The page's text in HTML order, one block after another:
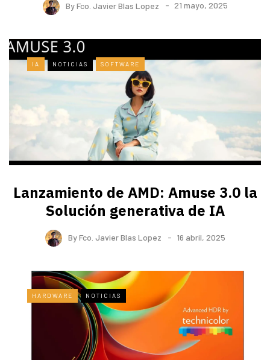
ByFco. Javier Blas Lopez 21 mayo, 2025
IA NOTICIAS SOFTWARE
Lanzamiento de AMD: Amuse 3.0 la
Solución generativa de IA
ByFco. Javier Blas Lopez 16 abril, 2025
HARDWARE NOTICIAS